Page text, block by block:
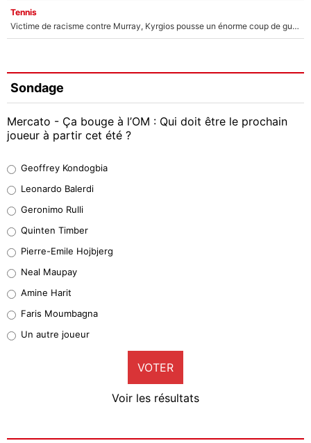
Tennis
Victime de racisme contre Murray, Kyrgios pousse un énorme coup de gueule !
Sondage
Mercato - Ça bouge à l’OM : Qui doit être le prochain
joueur à partir cet été ?
38%
32%
5%
1%
9%
Geoffrey Kondogbia
Leonardo Balerdi
Geronimo Rulli
Quinten Timber
Pierre-Emile Hojbjerg
Neal Maupay
Amine Harit
Faris Moumbagna
Un autre joueur
VOTER
Voir les résultats